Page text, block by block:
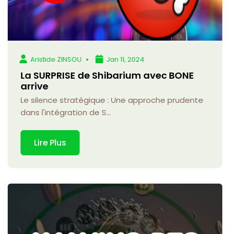
Aristide ZINSOU Jan 11, 2024
La SURPRISE de Shibarium avec BONE
arrive
Le silence stratégique : Une approche prudente
dans l'intégration de S...
Lire Plus